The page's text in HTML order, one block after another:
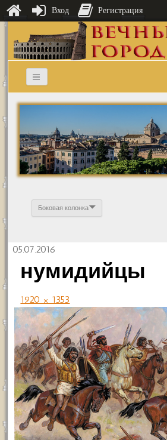
Боковая колонка
05.07.2016
нумидийцы
1920 × 1353
Вход Регистрация